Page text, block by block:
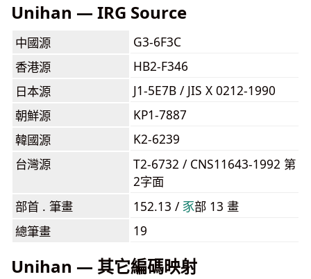
Unihan — IRG Source
中國源
G3-6F3C
香港源
HB2-F346
日本源
J1-5E7B / JIS X 0212-1990
朝鮮源
KP1-7887
韓國源
K2-6239
台灣源
T2-6732 / CNS11643-1992 第
2字面
部首 . 筆畫
152.13 /⾗部 13 畫
總筆畫
19
Unihan — 其它編碼映射